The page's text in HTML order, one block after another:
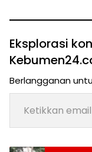
Eksplorasi
Berlangganan
Ketikkan email Anda...